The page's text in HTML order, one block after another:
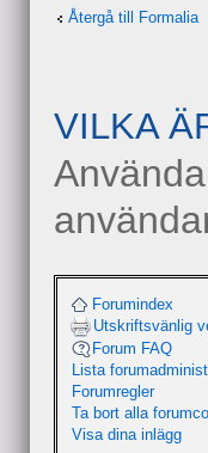
Återgå till Formalia
VILKA
Forumindex
Utskriftsvänlig
Forum FAQ
Lista
Forumregler
Ta bort alla
Visa dina inlägg